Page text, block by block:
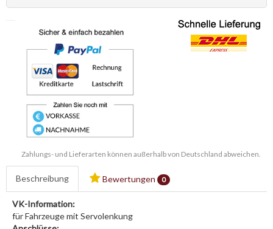
Zahlungs- und Lieferarten können außerhalb von Deutschland abweichen.
Beschreibung Bewertungen 0
VK-Information:
für Fahrzeuge mit Servolenkung